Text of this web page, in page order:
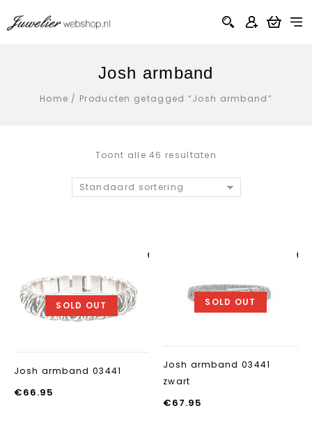
Josh armband
Home / Producten getagged “Josh armband”
Toont alle 46 resultaten
Standaard sortering
SOLD OUT
Josh armband 03441
€66.95
SOLD OUT
Josh armband 03441
zwart
€67.95